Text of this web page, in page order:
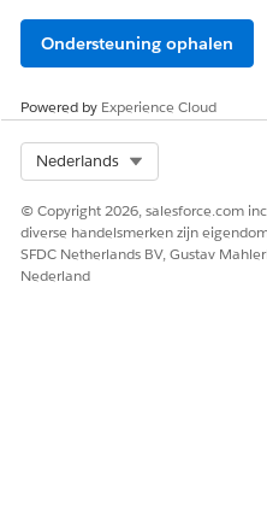
Ondersteuning ophalen
Powered by Experience Cloud
Nederlands
© Copyright 2026, salesforce.com
diverse handelsmerken zijn
SFDC Netherlands BV, Gustav
Nederland